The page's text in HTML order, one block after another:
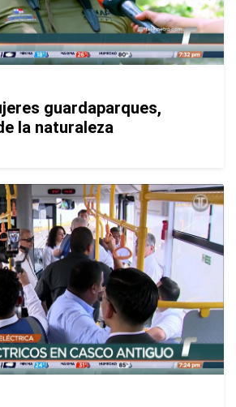
guardaparques,
la naturaleza